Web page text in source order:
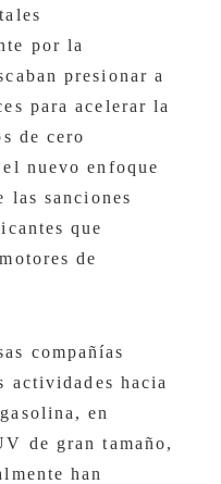
por la
presionar a
para acelerar la
de cero
nuevo enfoque
las sanciones
que
de
compañías
actividades hacia
en
de gran tamaño,
han